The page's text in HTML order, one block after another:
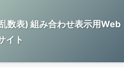
数表) 組み合わせ表示用Web
イト